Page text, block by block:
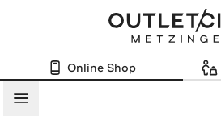
Online Shop
Menü